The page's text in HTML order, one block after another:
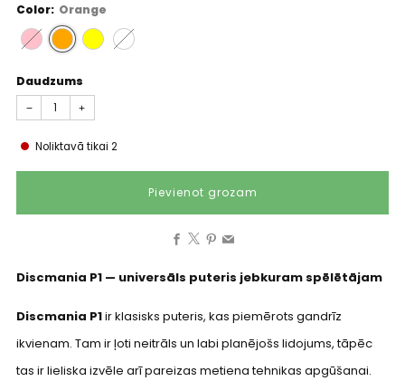
Color: Orange
Daudzums
− +
Noliktavā tikai 2
Pievienot grozam
Facebook
Discmania P1 — universāls puteris jebkuram spēlētājam
Discmania P1ir klasisks puteris, kas piemērots gandrīz
ikvienam. Tam ir ļoti neitrāls un labi planējošs lidojums, tāpēc
tas ir lieliska izvēle arī pareizas metiena tehnikas apgūšanai.